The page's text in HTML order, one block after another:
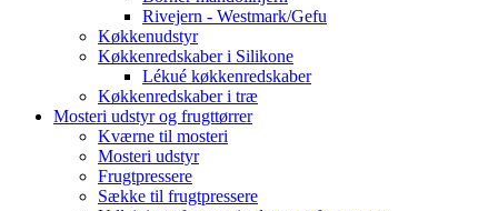
Rivejern - Westmark/Gefu
Køkkenudstyr
Køkkenredskaber i Silikone
Lékué køkkenredskaber
Køkkenredskaber i træ
Mosteri udstyr og frugttørrer
Kværne til mosteri
Mosteri udstyr
Frugtpressere
Sække til frugtpressere